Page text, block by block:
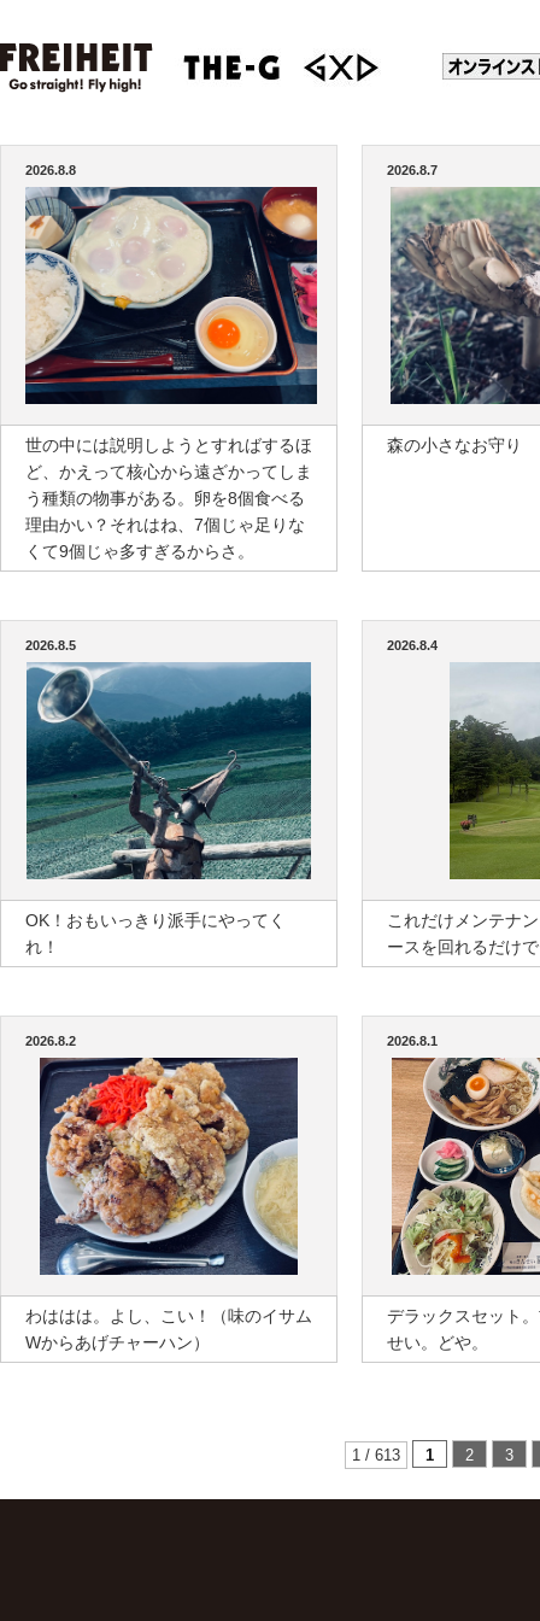
2026.8.8
世の中には説明しようとすればするほ
ど、かえって核心から遠ざかってしま
う種類の物事がある。卵を8個食べる
理由かい？それはね、7個じゃ足りな
くて9個じゃ多すぎるからさ。
2026.8.7
森の小さなお守り
2026.8.5
OK！おもいっきり派手にやってく
れ！
2026.8.4
これだけメンテナ
ースを回れるだけ
2026.8.2
わははは。よし、こい！（味のイサム
Wからあげチャーハン）
2026.8.1
デラックスセット
せい。どや。
1 / 613 1 2 3